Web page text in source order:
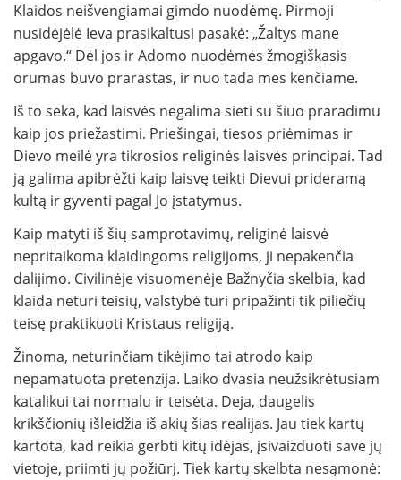
Klaidos neišvengiamai gimdo nuodėmę. Pirmoji
nusidėjėlė Ieva prasikaltusi pasakė: „Žaltys mane
apgavo.“ Dėl jos ir Adomo nuodėmės žmogiškasis
orumas buvo prarastas, ir nuo tada mes kenčiame.
Iš to seka, kad laisvės negalima sieti su šiuo praradimu
kaip jos priežastimi. Priešingai, tiesos priėmimas ir
Dievo meilė yra tikrosios religinės laisvės principai. Tad
ją galima apibrėžti kaip laisvę teikti Dievui prideramą
kultą ir gyventi pagal Jo įstatymus.
Kaip matyti iš šių samprotavimų, religinė laisvė
nepritaikoma klaidingoms religijoms, ji nepakenčia
dalijimo. Civilinėje visuomenėje Bažnyčia skelbia, kad
klaida neturi teisių, valstybė turi pripažinti tik piliečių
teisę praktikuoti Kristaus religiją.
Žinoma, neturinčiam tikėjimo tai atrodo kaip
nepamatuota pretenzija. Laiko dvasia neužsikrėtusiam
katalikui tai normalu ir teisėta. Deja, daugelis
krikščionių išleidžia iš akių šias realijas. Jau tiek kartų
kartota, kad reikia gerbti kitų idėjas, įsivaizduoti save jų
vietoje, priimti jų požiūrį. Tiek kartų skelbta nesąmonė: